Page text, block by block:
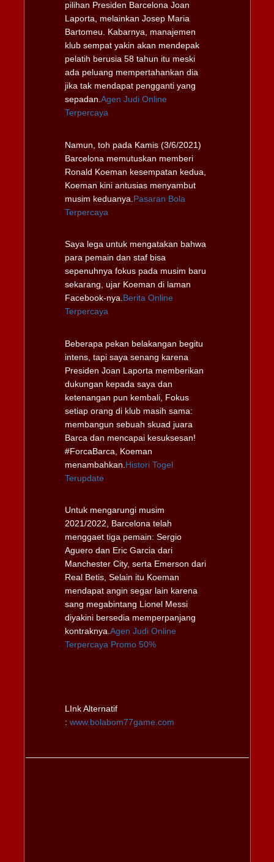
pilihan Presiden Barcelona Joan
Laporta, melainkan Josep Maria
Bartomeu. Kabarnya, manajemen
klub sempat yakin akan mendepak
pelatih berusia 58 tahun itu meski
ada peluang mempertahankan dia
jika tak mendapat pengganti yang
sepadan. Agen Judi Online
Terpercaya
Namun, toh pada Kamis (3/6/2021)
Barcelona memutuskan memberi
Ronald Koeman kesempatan kedua,
Koeman kini antusias menyambut
musim keduanya. Pasaran Bola
Terpercaya
Saya lega untuk mengatakan bahwa
para pemain dan staf bisa
sepenuhnya fokus pada musim baru
sekarang, ujar Koeman di laman
Facebook-nya. Berita Online
Terpercaya
Beberapa pekan belakangan begitu
intens, tapi saya senang karena
Presiden Joan Laporta memberikan
dukungan kepada saya dan
ketenangan pun kembali, Fokus
setiap orang di klub masih sama:
membangun sebuah skuad juara
Barca dan mencapai kesuksesan!
#ForcaBarca, Koeman
menambahkan. Histori Togel
Terupdate
Untuk mengarungi musim
2021/2022, Barcelona telah
menggaet tiga pemain: Sergio
Aguero dan Eric Garcia dari
Manchester City, serta Emerson dari
Real Betis, Selain itu Koeman
mendapat angin segar lain karena
sang megabintang Lionel Messi
diyakini bersedia memperpanjang
kontraknya. Agen Judi Online
Terpercaya Promo 50%
LInk Alternatif
: www. bolabom77game.com